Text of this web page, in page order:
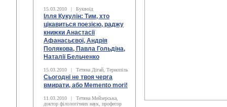
15.03.2010 | Буквоїд
Ілля Кукулін: Тим, хто
цікавиться поезією, раджу
книжки Анастасії
Афанасьєвої, Андрія
Полякова, Павла Гольдіна,
Наталії Бельченко
15.03.2010 | Тетяна Дігай, Тернопіль
Сьогодні не твоя черга
вмирати, або Memento mori!
11.03.2010 |
Тетяна Мейзерська,
доктор філологічних наук, професор